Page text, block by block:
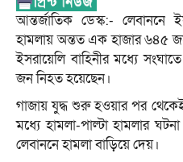
আন্তর্জাতিক ডেস্ক:- লেবাননে
হামলায় অন্তত এক হাজার ৬৪৫
ইসরায়েলি বাহিনীর মধ্যে
জন নিহত হয়েছেন।
গাজায় যুদ্ধ শুরু হওয়ার পর থেকেই
মধ্যে হামলা-পাল্টা হামলার
লেবাননে হামলা বাড়িয়ে দেয়।